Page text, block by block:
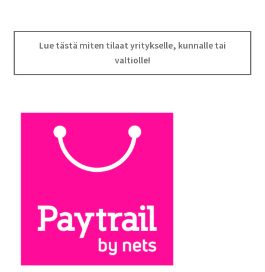
Lue tästä miten tilaat yritykselle, kunnalle tai
valtiolle!